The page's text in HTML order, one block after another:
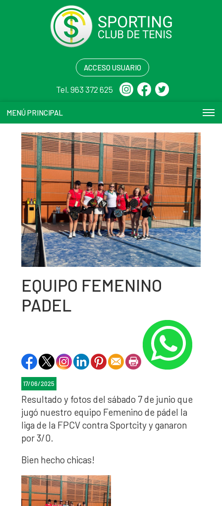
ACCESO USUARIO
Tel. 963 372 625
MENÚ PRINCIPAL
EQUIPO FEMENINO
PADEL
17/06/2025
Resultado y fotos del sábado 7 de junio que
jugó nuestro equipo Femenino de pádel la
liga de la FPCV contra Sportcity y ganaron
por 3/0.
Bien hecho chicas!